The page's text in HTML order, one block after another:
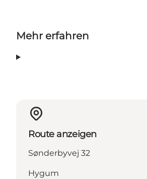
Mehr erfahren
Route anzeigen
Sønderbyvej 32
Hygum